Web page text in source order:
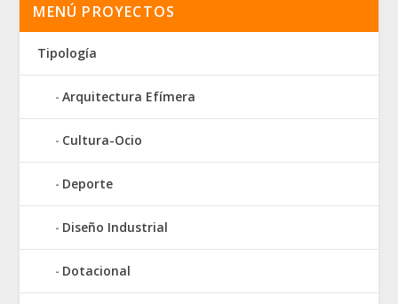
MENÚ PROYECTOS
Tipología
Arquitectura Efímera
Cultura-Ocio
Deporte
Diseño Industrial
Dotacional